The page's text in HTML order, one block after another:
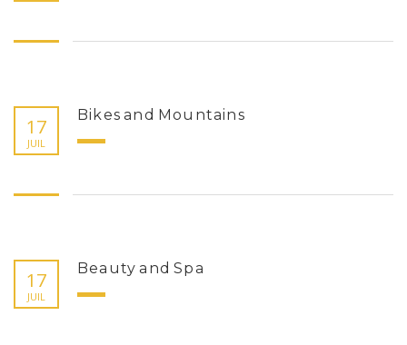
17
JUIL
Bikes and Mountains
17
JUIL
Beauty and Spa